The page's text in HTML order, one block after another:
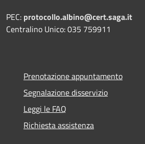
PEC: protocollo.albino@cert.saga.it
Centralino Unico: 035 759911
Prenotazione appuntamento
Segnalazione disservizio
Leggi le FAQ
Richiesta assistenza